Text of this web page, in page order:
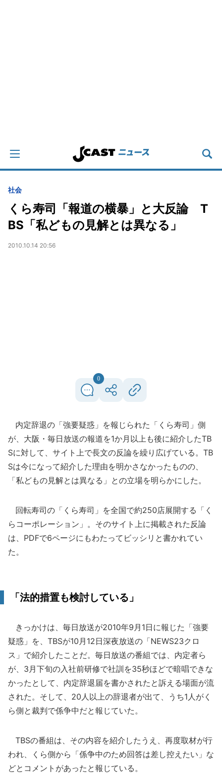
社会
くら寿司「報道の横暴」と大反論 T
BS「私どもの見解とは異なる」
2010.10.14 20:56
0
内定辞退の「強要疑惑」を報じられた「くら寿司」側
が、大阪・毎日放送の報道を1か月以上も後に紹介したTB
Sに対して、サイト上で長文の反論を繰り広げている。TB
Sは今になって紹介した理由を明かさなかったものの、
「私どもの見解とは異なる」との立場を明らかにした。
回転寿司の「くら寿司」を全国で約250店展開する「く
らコーポレーション」。そのサイト上に掲載された反論
は、PDFで6ページにもわたってビッシリと書かれてい
た。
「法的措置も検討している」
きっかけは、毎日放送が2010年9月1日に報じた「強要
疑惑」を、TBSが10月12日深夜放送の「NEWS23クロ
ス」で紹介したことだ。毎日放送の番組では、内定者ら
が、3月下旬の入社前研修で社訓を35秒ほどで暗唱できな
かったとして、内定辞退届を書かされたと訴える場面が流
された。そして、20人以上の辞退者が出て、うち1人がく
ら側と裁判で係争中だと報じていた。
TBSの番組は、その内容を紹介したうえ、再度取材が行
われ、くら側から「係争中のため回答は差し控えたい」な
どとコメントがあったと報じている。